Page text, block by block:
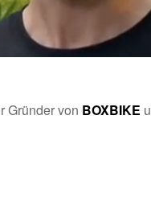
Gründer von BOXBIKE